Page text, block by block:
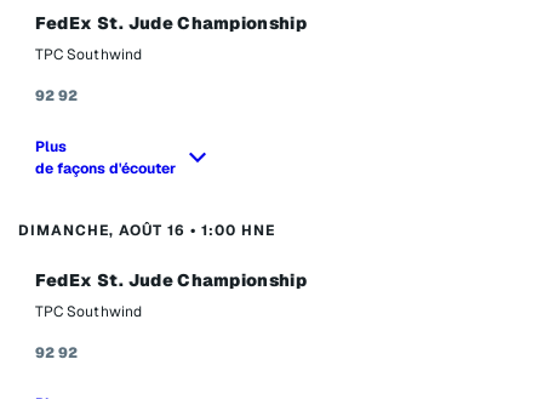
FedEx St. Jude Championship
TPC Southwind
9292
Plus
de façons d'écouter
DIMANCHE, AOÛT 16 • 1:00 HNE
FedEx St. Jude Championship
TPC Southwind
9292